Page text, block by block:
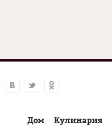
Дом Кулинария